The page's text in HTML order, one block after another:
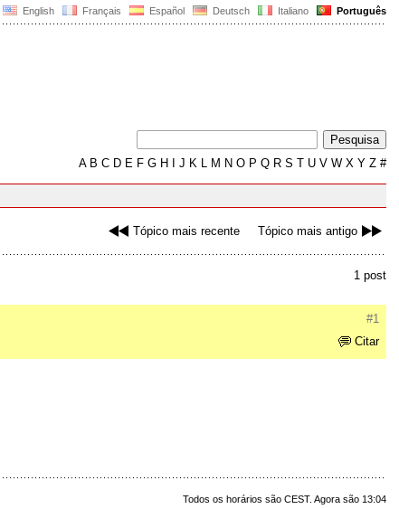
English Français Español Deutsch Italiano Português
AB C D E F G H J K L M N O P Q R S T U V W X Y Z #
Tópico mais recente Tópico mais antigo
1 post
#1
Citar
Todos os horários são CEST. Agora são 13:04